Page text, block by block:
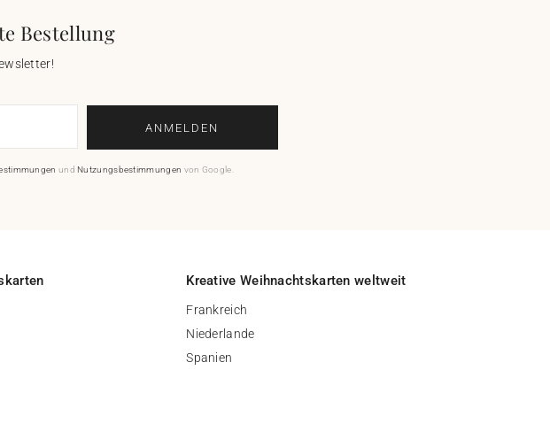
Bestellung
ANMELDEN
und Nutzungsbestimmungen von Google.
Kreative Weihnachtskarten weltweit
Frankreich
Niederlande
Spanien